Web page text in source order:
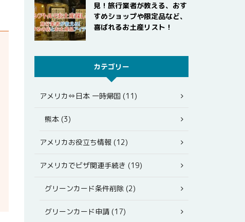
見！旅行業者が教える、おす
すめショップや限定品など、
喜ばれるお土産リスト！
カテゴリー
アメリカ⇔日本 一時帰国 (11)
熊本 (3)
アメリカお役立ち情報 (12)
アメリカでビザ関連手続き (19)
グリーンカード条件削除 (2)
グリーンカード申請 (17)